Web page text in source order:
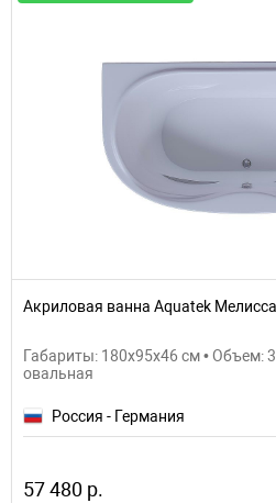
Акриловая ванна Aquatek
Габариты: 180x95x46 см • Объем:
овальная
Россия - Германия
57 480 р.